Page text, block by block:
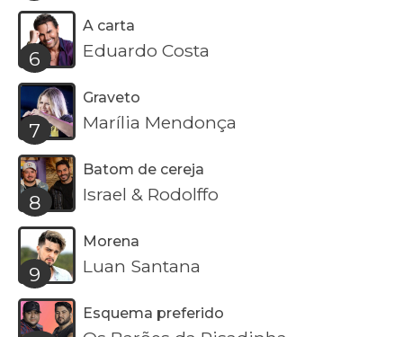
6
A carta
Eduardo Costa
7
Graveto
Marília Mendonça
8
Batom de cereja
Israel & Rodolffo
9
Morena
Luan Santana
Esquema preferido